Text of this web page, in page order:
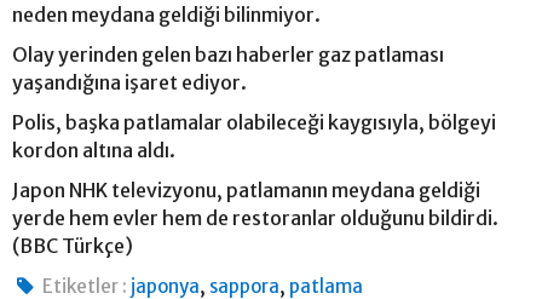
neden meydana geldiği bilinmiyor.
Olay yerinden gelen bazı haberler gaz patlaması
yaşandığına işaret ediyor.
Polis, başka patlamalar olabileceği kaygısıyla, bölgeyi
kordon altına aldı.
Japon NHK televizyonu, patlamanın meydana geldiği
yerde hem evler hem de restoranlar olduğunu bildirdi.
(BBC Türkçe)
Etiketler : japonya, sappora, patlama